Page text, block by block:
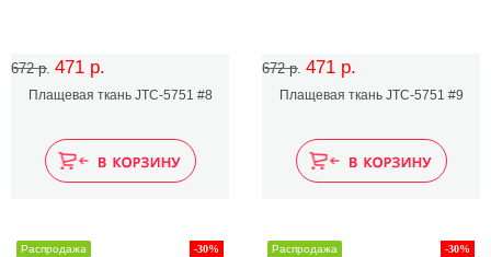
672 р. 471 р.
Плащевая ткань JTC-5751 #8
672 р. 471 р.
Плащевая ткань JTC-5751 #9
-30%
Распродажа -30%
Распродажа